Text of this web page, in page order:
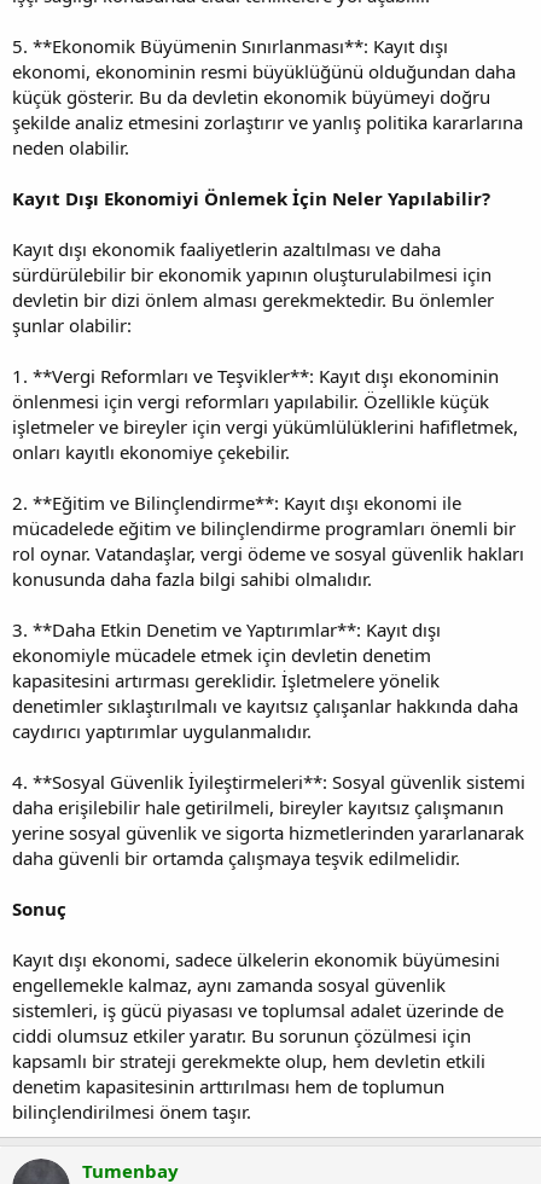
5. **Ekonomik Büyümenin Sınırlanması**: Kayıt dışı
ekonomi, ekonominin resmi büyüklüğünü olduğundan daha
küçük gösterir. Bu da devletin ekonomik büyümeyi doğru
şekilde analiz etmesini zorlaştırır ve yanlış politika kararlarına
neden olabilir.
Kayıt Dışı Ekonomiyi Önlemek İçin Neler Yapılabilir?
Kayıt dışı ekonomik faaliyetlerin azaltılması ve daha
sürdürülebilir bir ekonomik yapının oluşturulabilmesi için
devletin bir dizi önlem alması gerekmektedir. Bu önlemler
şunlar olabilir:
1. **Vergi Reformları ve Teşvikler**: Kayıt dışı ekonominin
önlenmesi için vergi reformları yapılabilir. Özellikle küçük
işletmeler ve bireyler için vergi yükümlülüklerini hafifletmek,
onları kayıtlı ekonomiye çekebilir.
2. **Eğitim ve Bilinçlendirme**: Kayıt dışı ekonomi ile
mücadelede eğitim ve bilinçlendirme programları önemli bir
rol oynar. Vatandaşlar, vergi ödeme ve sosyal güvenlik hakları
konusunda daha fazla bilgi sahibi olmalıdır.
3. **Daha Etkin Denetim ve Yaptırımlar**: Kayıt dışı
ekonomiyle mücadele etmek için devletin denetim
kapasitesini artırması gereklidir. İşletmelere yönelik
denetimler sıklaştırılmalı ve kayıtsız çalışanlar hakkında daha
caydırıcı yaptırımlar uygulanmalıdır.
4. **Sosyal Güvenlik İyileştirmeleri**: Sosyal güvenlik sistemi
daha erişilebilir hale getirilmeli, bireyler kayıtsız çalışmanın
yerine sosyal güvenlik ve sigorta hizmetlerinden yararlanarak
daha güvenli bir ortamda çalışmaya teşvik edilmelidir.
Sonuç
Kayıt dışı ekonomi, sadece ülkelerin ekonomik büyümesini
engellemekle kalmaz, aynı zamanda sosyal güvenlik
sistemleri, iş gücü piyasası ve toplumsal adalet üzerinde de
ciddi olumsuz etkiler yaratır. Bu sorunun çözülmesi için
kapsamlı bir strateji gerekmekte olup, hem devletin etkili
denetim kapasitesinin arttırılması hem de toplumun
bilinçlendirilmesi önem taşır.
Tumenbay